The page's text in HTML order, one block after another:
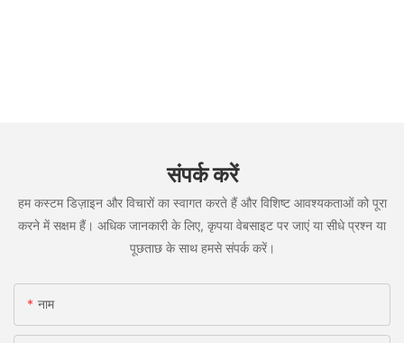
संपर्क करें
हम कस्टम डिज़ाइन और विचारों का स्वागत करते हैं और विशिष्ट आवश्यकताओं को पूरा
करने में सक्षम हैं। अधिक जानकारी के लिए, कृपया वेबसाइट पर जाएं या सीधे प्रश्न या
पूछताछ के साथ हमसे संपर्क करें।
नाम